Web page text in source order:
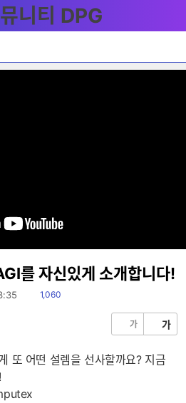
를 자신있게 소개합니다!
읽
1,060
가 가
또 어떤 설렘을 선사할까요? 지금